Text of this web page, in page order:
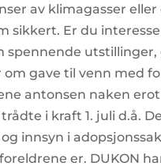
av klimagasser
sikkert. Er du
spennende
gave til venn med
antonsen naken
i kraft 1. juli d.å.
innsyn i
er. DUKON